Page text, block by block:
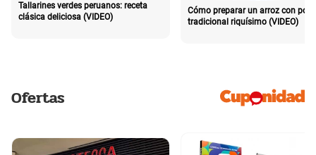
Tallarines verdes peruanos: receta
clásica deliciosa (VIDEO)
Cómo preparar un arroz con pollo
tradicional riquísimo (VIDEO)
Ofertas